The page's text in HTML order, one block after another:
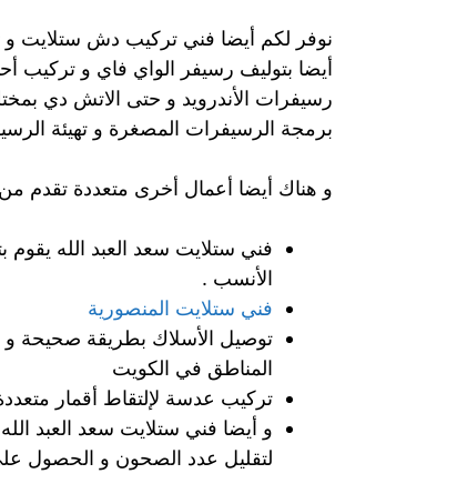
نوفر لكم أيضا فني تركيب دش ستلايت و
أيضا بتوليف رسيفر الواي فاي و تركيب
رسيفرات الأندرويد و حتى الاتش دي
برمجة الرسيفرات المصغرة و تهيئة
و هناك أيضا أعمال أخرى متعددة تقدم
فني ستلايت سعد العبد الله يقوم
الأنسب .
فني ستلايت المنصورية
توصيل الأسلاك بطريقة صحيحة و
المناطق في الكويت
تركيب عدسة لإلتقاط أقمار
و أيضا فني ستلايت سعد العبد
لتقليل عدد الصحون و الحصول